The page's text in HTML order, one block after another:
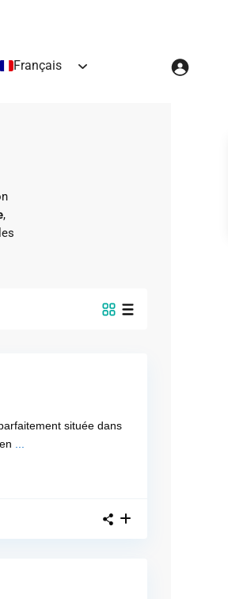
Français
,
située dans